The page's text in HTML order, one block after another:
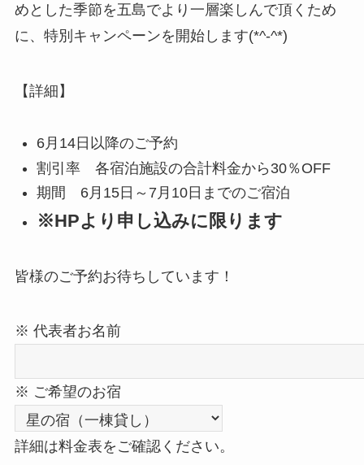
めとした季節を五島でより一層楽しんで頂くため
に、特別キャンペーンを開始します(*^-^*)
【詳細】
6月14日以降のご予約
割引率 各宿泊施設の合計料金から30％OFF
期間 6月15日～7月10日までのご宿泊
※HPより申し込みに限ります
皆様のご予約お待ちしています！
※ 代表者お名前
※ ご希望のお宿
詳細は料金表をご確認ください。